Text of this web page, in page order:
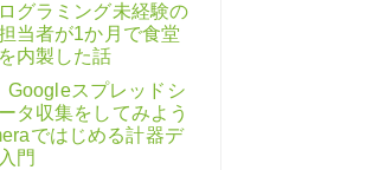
グラミング未経験の
当者が1か月で食堂
内製した話
Googleスプレッドシ
タ収集をしてみよう
ではじめる計器デ
門